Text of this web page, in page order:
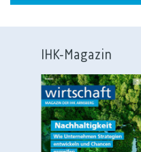
IHK-Magazin